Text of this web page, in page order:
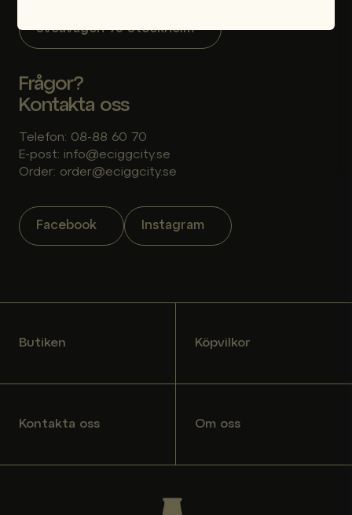
Sveavägen 96 Stockholm
Frågor?
Kontakta oss
Telefon: 08-88 60 70
E-post: info@eciggcity.se
Order: order@eciggcity.se
Facebook Instagram
Butiken Köpvilkor
Kontakta oss Om oss